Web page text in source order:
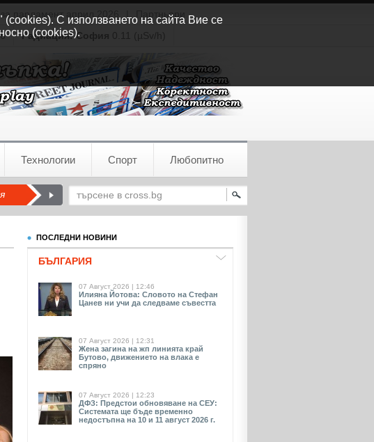
за парламент април 2026
Партньори
Радиация:София 0.11 (µSv/h)
Технологии Спорт Любопитно
ПОСЛЕДНИ НОВИНИ
БЪЛГАРИЯ
07 Август 2026 | 12:46
Илияна Йотова: Словото на Стефан
Цанев ни учи да следваме съвестта
07 Август 2026 | 12:31
Жена загина на жп линията край
Бутово, движението на влака е
спряно
07 Август 2026 | 12:23
ДФЗ: Предстои обновяване на СЕУ:
Системата ще бъде временно
недостъпна на 10 и 11 август 2026 г.
С използването на сайта Вие се
(cookies).